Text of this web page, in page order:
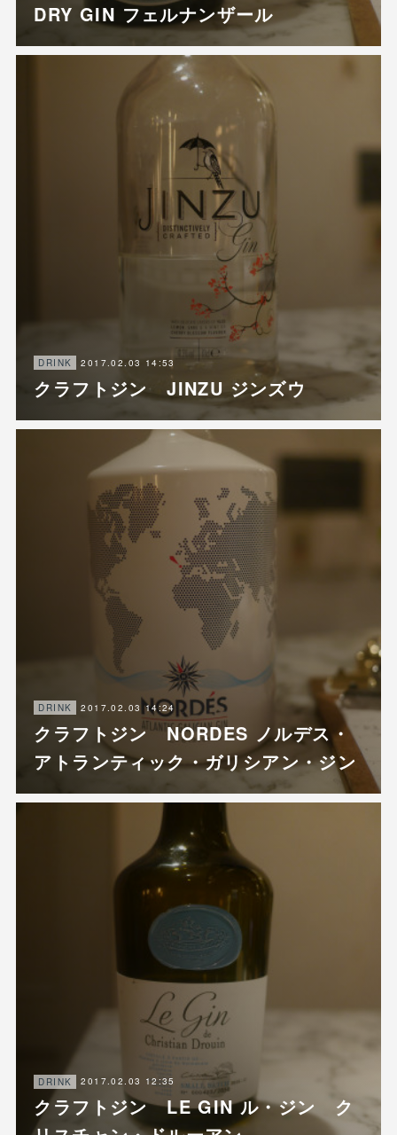
DRY GIN フェルナンザール
DRINK 2017.02.03 14:53
クラフトジン JINZU ジンズウ
DRINK 2017.02.03 14:24
クラフトジン NORDES ノルデス・
アトランティック・ガリシアン・ジン
DRINK 2017.02.03 12:35
クラフトジン LE GIN ル・ジン ク